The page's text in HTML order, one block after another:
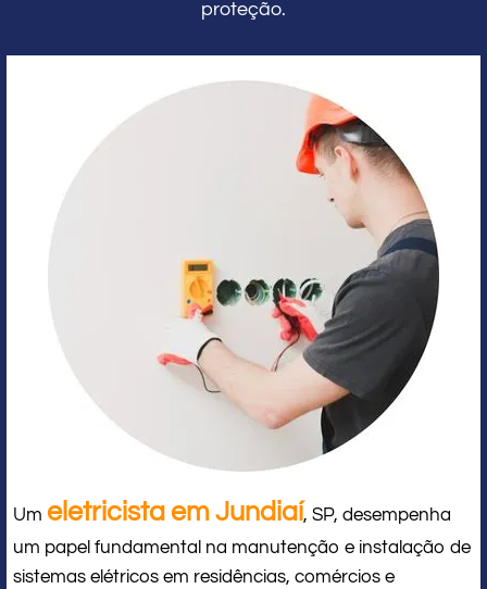
proteção.
Um eletricista em Jundiaí, SP, desempenha
um papel fundamental na manutenção e instalação de
sistemas elétricos em residências, comércios e